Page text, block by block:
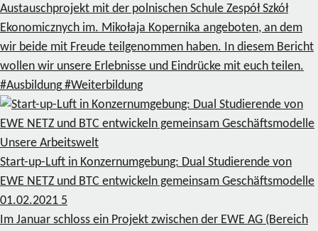
Austauschprojekt mit der polnischen Schule Zespół Szkół
Ekonomicznych im. Mikołaja Kopernika angeboten, an dem
wir beide mit Freude teilgenommen haben. In diesem Bericht
wollen wir unsere Erlebnisse und Eindrücke mit euch teilen.
#Ausbildung #Weiterbildung
Unsere Arbeitswelt
Start-up-Luft in Konzernumgebung: Dual Studierende von
EWE NETZ und BTC entwickeln gemeinsam Geschäftsmodelle
01.02.2021 5
Im Januar schloss ein Projekt zwischen der EWE AG (Bereich